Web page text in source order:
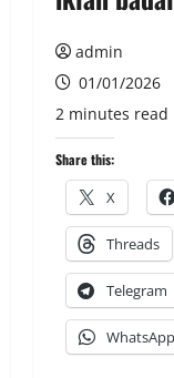
admin
01/01/2026
2 minutes read
Share this:
X
Threads
Telegram
WhatsApp